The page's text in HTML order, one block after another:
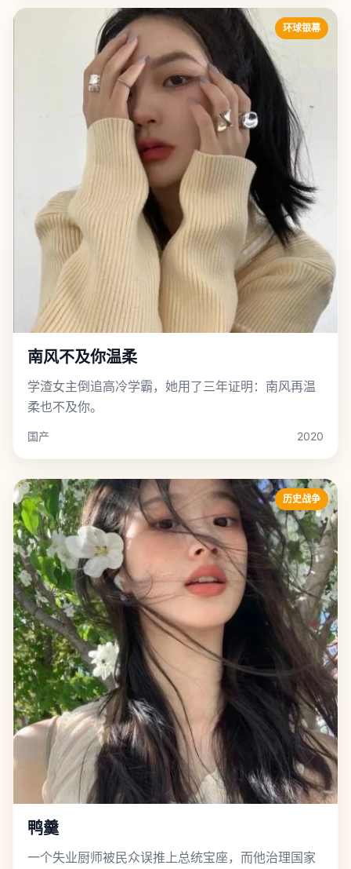
环球银幕
南风不及你温柔
学渣女主倒追高冷学霸，她用了三年证明：南风再温
柔也不及你。
国产 2020
历史战争
鸭羹
一个失业厨师被民众误推上总统宝座，而他治理国家